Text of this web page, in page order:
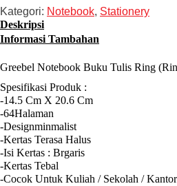
Kategori: Notebook, Stationery
Deskripsi
Informasi Tambahan
Greebel Notebook Buku Tulis Ring
Spesifikasi Produk :
-14.5 Cm X 20.6 Cm
-64Halaman
-Designminmalist
-Kertas Terasa Halus
-Isi Kertas : Brgaris
-Kertas Tebal
-Cocok Untuk Kuliah / Sekolah / Kantor